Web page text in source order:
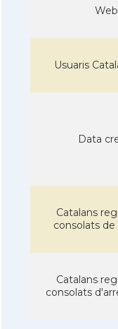
Usuaris
Data
Catalans
consolats de
Catalans
consolats